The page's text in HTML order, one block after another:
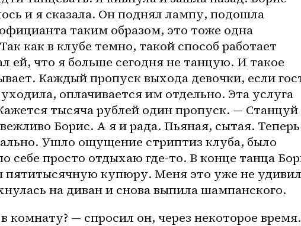
и я сказала. Он поднял лампу, подошла
таким образом, это тоже одна
как в клубе темно, такой способ работает
ей, что я больше сегодня не танцую. И такое
Каждый пропуск выхода девочки, если
оплачивается им отдельно. Эта услуга
тысяча рублей один пропуск. — Станцуй
Борис. А я и рада. Пьяная, сытая. Теперь
Ушло ощущение стриптиз клуба, было
себе просто отдыхаю где-то. В конце танца
пятитысячную купюру. Меня это уже не
на диван и снова выпила шампанского.
комнату? — спросил он, через некоторое время.